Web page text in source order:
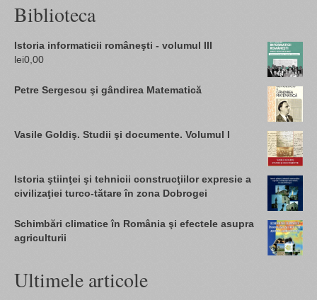
Biblioteca
Istoria informaticii româneşti - volumul III
lei0,00
Petre Sergescu şi gândirea Matematică
Vasile Goldiş. Studii şi documente. Volumul I
Istoria ştiinţei şi tehnicii construcţiilor expresie a
civilizaţiei turco-tătare în zona Dobrogei
Schimbări climatice în România şi efectele asupra
agriculturii
Ultimele articole